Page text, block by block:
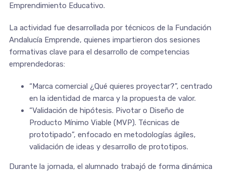
Emprendimiento Educativo.
La actividad fue desarrollada por técnicos de la Fundación
Andalucía Emprende, quienes impartieron dos sesiones
formativas clave para el desarrollo de competencias
emprendedoras:
“Marca comercial ¿Qué quieres proyectar?”, centrado
en la identidad de marca y la propuesta de valor.
“Validación de hipótesis. Pivotar o Diseño de
Producto Mínimo Viable (MVP). Técnicas de
prototipado”, enfocado en metodologías ágiles,
validación de ideas y desarrollo de prototipos.
Durante la jornada, el alumnado trabajó de forma dinámica